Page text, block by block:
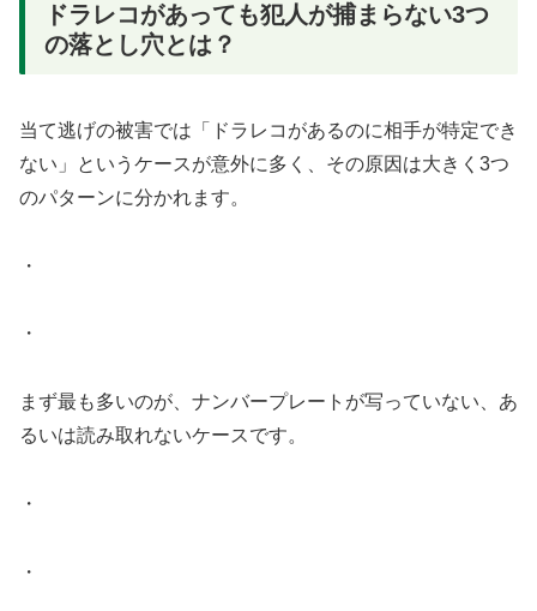
ドラレコがあっても犯人が捕まらない3つ
の落とし穴とは？
当て逃げの被害では「ドラレコがあるのに相手が特定でき
ない」というケースが意外に多く、その原因は大きく3つ
のパターンに分かれます。
・
・
まず最も多いのが、ナンバープレートが写っていない、あ
るいは読み取れないケースです。
・
・